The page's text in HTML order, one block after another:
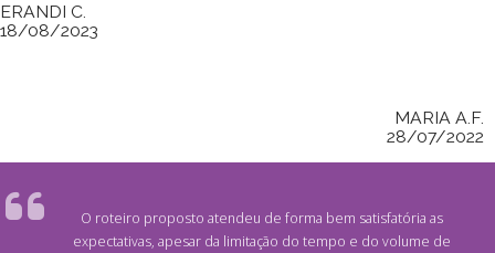
ERANDI C.
18/08/2023
MARIA A.F.
28/07/2022
O roteiro proposto atendeu de forma bem satisfatória as
expectativas, apesar da limitação do tempo e do volume de